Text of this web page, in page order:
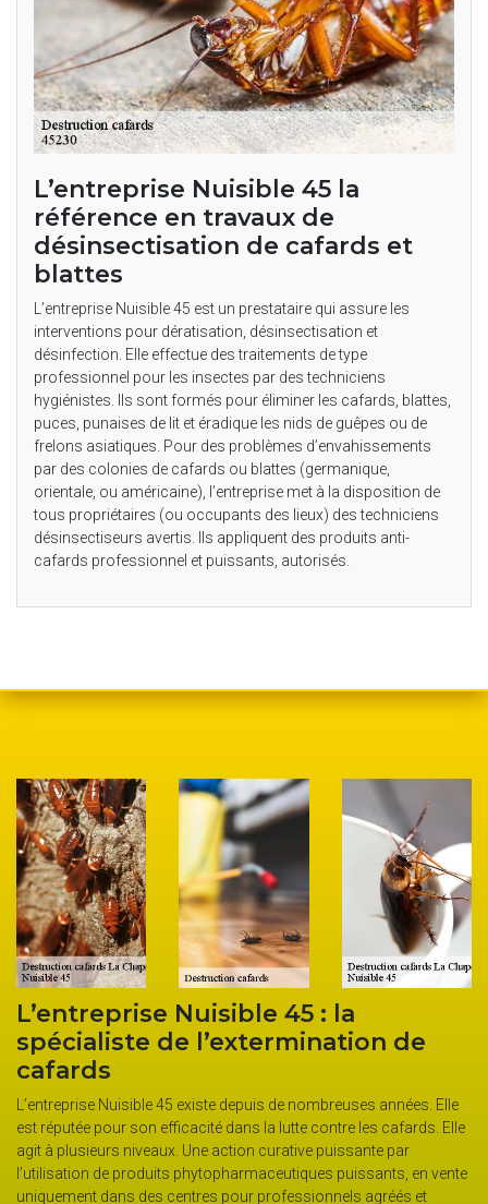
L’entreprise Nuisible 45 la
référence en travaux de
désinsectisation de cafards et
blattes
L’entreprise Nuisible 45 est un prestataire qui assure les
interventions pour dératisation, désinsectisation et
désinfection. Elle effectue des traitements de type
professionnel pour les insectes par des techniciens
hygiénistes. Ils sont formés pour éliminer les cafards, blattes,
puces, punaises de lit et éradique les nids de guêpes ou de
frelons asiatiques. Pour des problèmes d’envahissements
par des colonies de cafards ou blattes (germanique,
orientale, ou américaine), l’entreprise met à la disposition de
tous propriétaires (ou occupants des lieux) des techniciens
désinsectiseurs avertis. Ils appliquent des produits anti-
cafards professionnel et puissants, autorisés.
L’entreprise Nuisible 45 : la
spécialiste de l’extermination de
cafards
L’entreprise Nuisible 45 existe depuis de nombreuses années. Elle
est réputée pour son efficacité dans la lutte contre les cafards. Elle
agit à plusieurs niveaux. Une action curative puissante par
l’utilisation de produits phytopharmaceutiques puissants, en vente
uniquement dans des centres pour professionnels agréés et